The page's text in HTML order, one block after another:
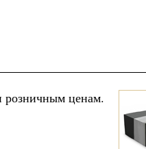
розничным ценам.